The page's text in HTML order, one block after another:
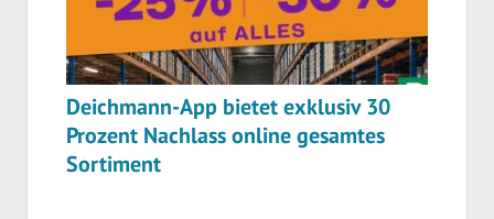
Deichmann-App bietet exklusiv 30
Prozent Nachlass online gesamtes
Sortiment